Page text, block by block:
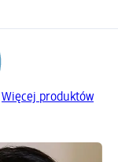
Więcej produktów